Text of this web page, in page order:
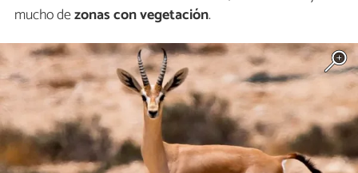
mucho dezonas con vegetación.